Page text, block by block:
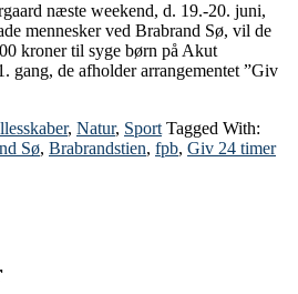
næste weekend, d. 19.-20. juni,
mennesker ved Brabrand Sø, vil de
kroner til syge børn på Akut
gang, de afholder arrangementet ”Giv
, Natur, Sport Tagged With:
Sø, Brabrandstien, fpb, Giv 24 timer